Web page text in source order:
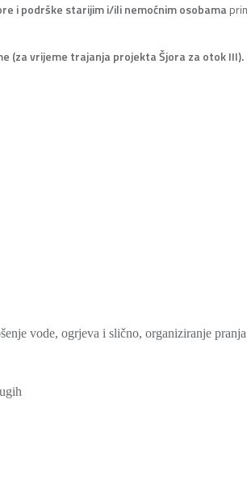
i podrške starijim i/ili nemoćnim osobama
(za vrijeme trajanja projekta Šjora za otok
vode, ogrjeva i slično, organiziranje